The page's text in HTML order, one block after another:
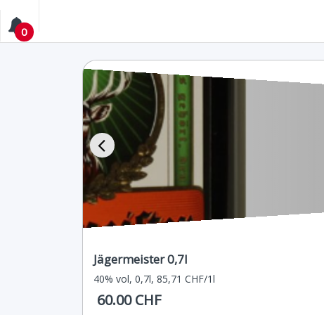
0
Jägermeister 0,7l
40% vol, 0,7l, 85,71 CHF/1l
60.00 CHF